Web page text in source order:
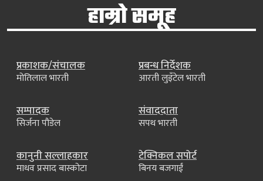
हाम्रो समूह
प्रकाशक/संचालक
मोतिलाल भारती
प्रबन्ध निर्देशक
आरती लुइँटेल भारती
सम्पादक
सिर्जना पौडेल
संवाददाता
सपथ भारती
कानुनी सल्लाहकार
माधव प्रसाद बास्कोटा
टेक्निकल सपोर्ट
बिनय बजगाईं